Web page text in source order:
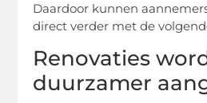
Daardoor kunnen
direct verder met de
Renovaties
duurzamer